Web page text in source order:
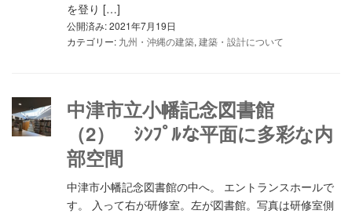
を登り […]
公開済み: 2021年7月19日
カテゴリー: 九州・沖縄の建築, 建築・設計について
中津市立小幡記念図書館
（2） ｼﾝﾌﾟﾙな平面に多彩な内
部空間
中津市小幡記念図書館の中へ。 エントランスホールで
す。 入って右が研修室。左が図書館。写真は研修室側